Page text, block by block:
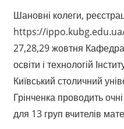
Шановні колеги,
https://
27,28,29 жовтня
освіти і технологій
Київський столичний
Грінченка проводить
для 13 груп вчителів